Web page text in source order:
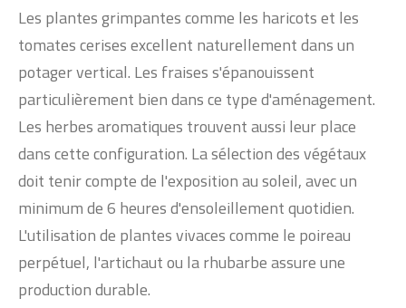
Les plantes grimpantes comme les haricots et les
tomates cerises excellent naturellement dans un
potager vertical. Les fraises s'épanouissent
particulièrement bien dans ce type d'aménagement.
Les herbes aromatiques trouvent aussi leur place
dans cette configuration. La sélection des végétaux
doit tenir compte de l'exposition au soleil, avec un
minimum de 6 heures d'ensoleillement quotidien.
L'utilisation de plantes vivaces comme le poireau
perpétuel, l'artichaut ou la rhubarbe assure une
production durable.